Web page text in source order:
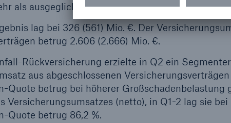
als ausgeglichen werden.
lag bei 326 (561) Mio. €. Der
betrug 2.606 (2.666) Mio. €.
Rückversicherung erzielte in Q2 ein
aus abgeschlossenen
Quote betrug bei höherer Großschadenbelastung
Versicherungsumsatzes (netto), in Q1-2 lag sie
Quote betrug 86,2 %.